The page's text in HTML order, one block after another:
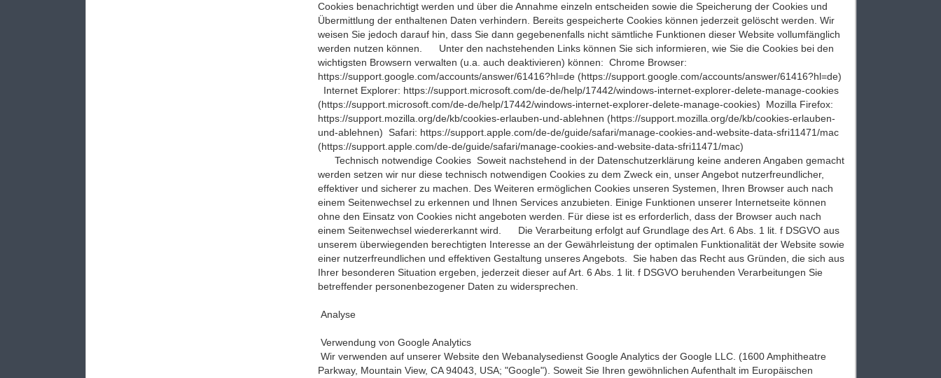
Cookies benachrichtigt werden und über die Annahme einzeln entscheiden sowie die Speicherung der Cookies und
Übermittlung der enthaltenen Daten verhindern. Bereits gespeicherte Cookies können jederzeit gelöscht werden. Wir
weisen Sie jedoch darauf hin, dass Sie dann gegebenenfalls nicht sämtliche Funktionen dieser Website vollumfänglich
werden nutzen können. Unter den nachstehenden Links können Sie sich informieren, wie Sie die Cookies bei den
wichtigsten Browsern verwalten (u.a. auch deaktivieren) können: Chrome Browser:
https://support.google.com/accounts/answer/61416?hl=de (https://support.google.com/accounts/answer/61416?hl=de)
Internet Explorer: https://support.microsoft.com/de-de/help/17442/windows-internet-explorer-delete-manage-cookies
(https://support.microsoft.com/de-de/help/17442/windows-internet-explorer-delete-manage-cookies) Mozilla Firefox:
https://support.mozilla.org/de/kb/cookies-erlauben-und-ablehnen (https://support.mozilla.org/de/kb/cookies-erlauben-
und-ablehnen) Safari: https://support.apple.com/de-de/guide/safari/manage-cookies-and-website-data-sfri11471/mac
(https://support.apple.com/de-de/guide/safari/manage-cookies-and-website-data-sfri11471/mac)
Technisch notwendige Cookies Soweit nachstehend in der Datenschutzerklärung keine anderen Angaben gemacht
werden setzen wir nur diese technisch notwendigen Cookies zu dem Zweck ein, unser Angebot nutzerfreundlicher,
effektiver und sicherer zu machen. Des Weiteren ermöglichen Cookies unseren Systemen, Ihren Browser auch nach
einem Seitenwechsel zu erkennen und Ihnen Services anzubieten. Einige Funktionen unserer Internetseite können
ohne den Einsatz von Cookies nicht angeboten werden. Für diese ist es erforderlich, dass der Browser auch nach
einem Seitenwechsel wiedererkannt wird. Die Verarbeitung erfolgt auf Grundlage des Art. 6 Abs. 1 lit. f DSGVO aus
unserem überwiegenden berechtigten Interesse an der Gewährleistung der optimalen Funktionalität der Website sowie
einer nutzerfreundlichen und effektiven Gestaltung unseres Angebots. Sie haben das Recht aus Gründen, die sich aus
Ihrer besonderen Situation ergeben, jederzeit dieser auf Art. 6 Abs. 1 lit. f DSGVO beruhenden Verarbeitungen Sie
betreffender personenbezogener Daten zu widersprechen.
Analyse
Verwendung von Google Analytics
Wir verwenden auf unserer Website den Webanalysedienst Google Analytics der Google LLC. (1600 Amphitheatre
Parkway, Mountain View, CA 94043, USA; "Google"). Soweit Sie Ihren gewöhnlichen Aufenthalt im Europäischen